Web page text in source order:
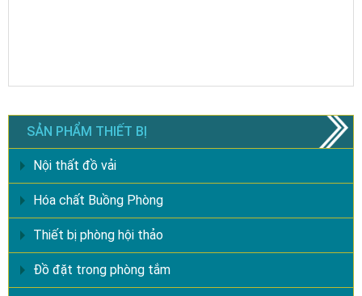
SẢN PHẨM THIẾT BỊ
Nội thất đồ vải
Hóa chất Buồng Phòng
Thiết bị phòng hội thảo
Đồ đặt trong phòng tắm